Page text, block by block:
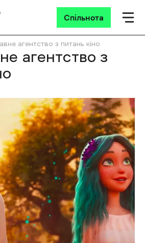
Спільнота
агентство з питань кіно
агентство з